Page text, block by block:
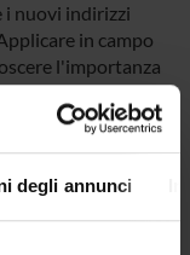
degli annunci
i nuovi indirizzi
in campo
l'importanza
di sanità pubblica
corsi universitari